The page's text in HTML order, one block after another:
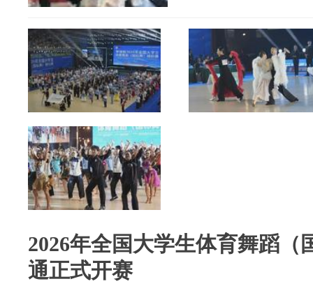
2026年全国大学生体育舞蹈（
通正式开赛